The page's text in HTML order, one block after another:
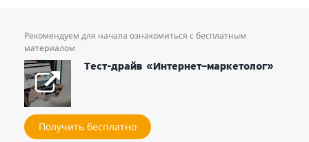
Рекомендуем для начала ознакомиться с бесплатным
материалом
Тест-драйв «Интернет–маркетолог»
Получить бесплатно